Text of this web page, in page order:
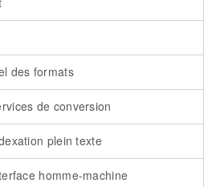
des formats
de conversion
plein texte
homme-machine